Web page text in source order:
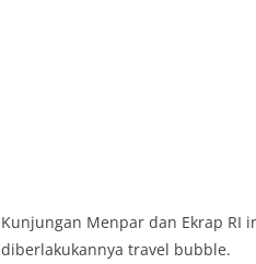
Kunjungan Menpar dan Ekrap RI
diberlakukannya travel bubble.